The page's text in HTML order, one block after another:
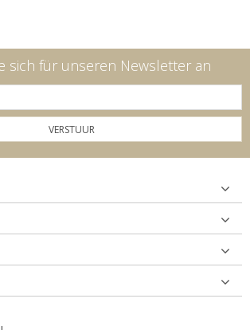
sich für unseren Newsletter an
VERSTUUR